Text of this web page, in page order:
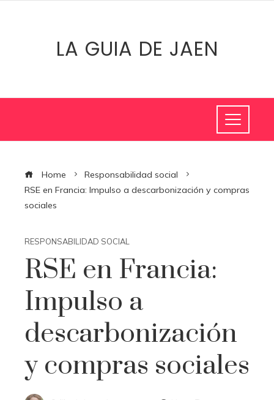
LA GUIA DE JAEN
Home
Responsabilidad social
RSE en Francia: Impulso a descarbonización y compras
sociales
RESPONSABILIDAD SOCIAL
RSE en Francia:
Impulso a
descarbonización
y compras sociales